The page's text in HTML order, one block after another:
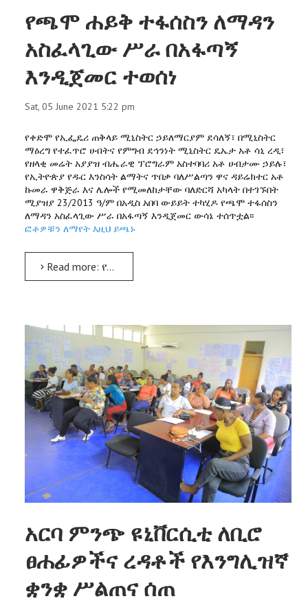
የጫሞ ሐይቅ ተፋሰስን ለማዳን
አስፈላጊው ሥራ በአፋጣኝ
እንዲጀመር ተወሰነ
Sat, 05 June 2021 5:22 pm
የቀድሞ የኢፌዴሪ ጠቅላይ ሚኒስትር ኃይለማርያም ደሳለኝ፣ በሚኒስትር
ማዕረግ የተፈጥሮ ሀብትና የምግብ ደኅንነት ሚኒስትር ዴኤታ አቶ ሳኒ ረዲ፣
የዘላቂ መሬት አያያዝ ብሔራዊ ፕሮግራም አስተባባሪ አቶ ሀብታሙ ኃይሉ፣
የኢትዮጵያ የዱር እንስሳት ልማትና ጥበቃ ባለሥልጣን ዋና ዳይሬክተር አቶ
ኩመራ ዋቅጅራ እና ሌሎች የሚመለከታቸው ባለድርሻ አካላት በተገኙበት
ሚያዝያ 23/2013 ዓ/ም በአዲስ አበባ ውይይት ተካሂዶ የጫሞ ተፋሰስን
ለማዳን አስፈላጊው ሥራ በአፋጣኝ እንዲጀመር ውሳኔ ተሰጥቷል፡፡
ፎቶዎቹን ለማየት እዚህ ይጫኑ
Read more: የጫሞ ሐይቅ ተፋሰስን ለማዳን አስፈላጊው ሥራ በአፋጣኝ እንዲጀመር ተወሰነ
አርባ ምንጭ ዩኒቨርሲቲ ለቢሮ
ፀሐፊዎችና ረዳቶች የእንግሊዝኛ
ቋንቋ ሥልጠና ሰጠ